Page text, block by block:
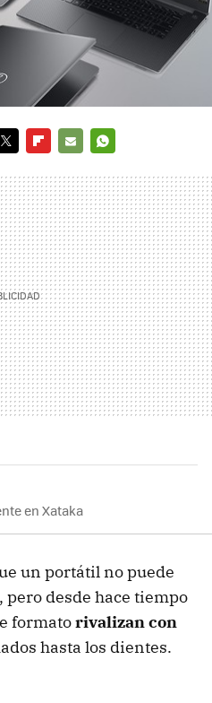
MAIL
en Xataka
un portátil no puede
desde hace tiempo
formatorivalizan con
hasta los dientes.